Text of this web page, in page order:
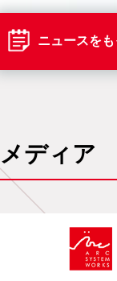
ニュースを
メディア